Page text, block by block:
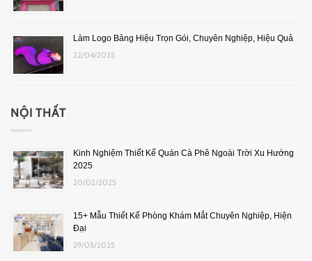
Làm Logo Bảng Hiệu Trọn Gói, Chuyên Nghiệp, Hiệu Quả
22/04/2025
NỘI THẤT
Kinh Nghiệm Thiết Kế Quán Cà Phê Ngoài Trời Xu Hướng
2025
20/02/2025
15+ Mẫu Thiết Kế Phòng Khám Mắt Chuyên Nghiệp, Hiện
Đại
29/05/2025